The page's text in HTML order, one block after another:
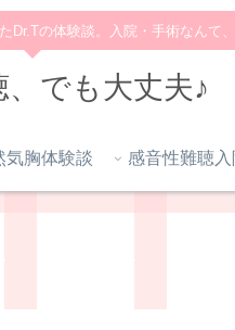
Dr.Tの体験談。入院・手術なんて、
でも大丈夫♪
気胸体験談